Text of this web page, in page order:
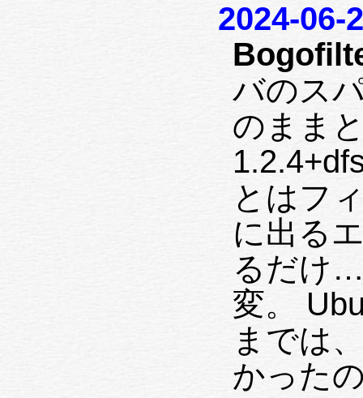
2024-06-
バのス
のまま
とはフ
に出る
るだけ
変。
までは
かった